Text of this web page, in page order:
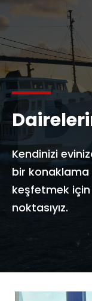
Kendinizi
bir konaklama
keşfetmek
noktasıyız.